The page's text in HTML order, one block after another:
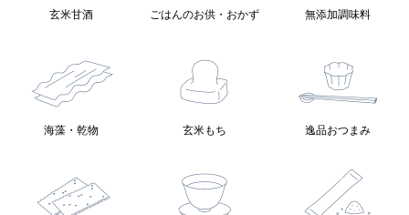
玄米甘酒 ごはんのお供・おかず 無添加調味料
海藻・乾物 玄米もち 逸品おつまみ